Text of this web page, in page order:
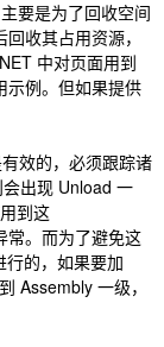
要是为了回收空间
收其占用资源，
中对页面用到
示例。但如果提供
效的，必须跟踪诸
出现 Unload 一
到这
常。而为了避免这
的，如果要加
Assembly 一级，